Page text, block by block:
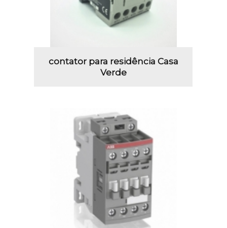
contator para residência Casa
Verde